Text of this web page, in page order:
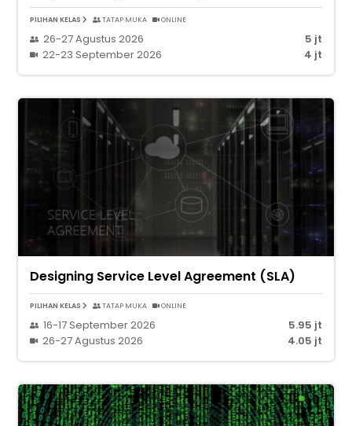
PILIHAN KELAS TATAP MUKA ONLINE
26-27 Agustus 2026
5 jt
22-23 September 2026
4 jt
Designing Service Level Agreement (SLA)
PILIHAN KELAS TATAP MUKA ONLINE
16-17 September 2026
5.95 jt
26-27 Agustus 2026
4.05 jt